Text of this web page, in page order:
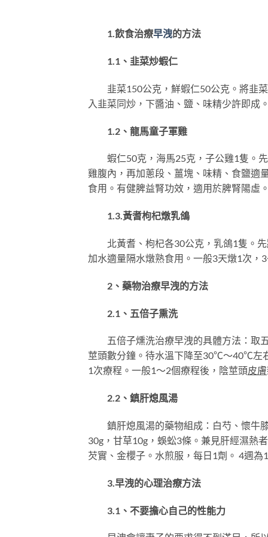
1.飲食治療早洩的方法
1.1、韭菜炒蝦仁
韭菜150公克，鮮蝦仁50公克。將韭菜
入韭菜同炒，下醬油、鹽、味精少許即成
1.2、龍馬童子軍雞
蝦仁50克，海馬25克，子公雞1隻。先
雞腹內，再加蔥段、薑塊、味精、食鹽適
食用。有健脾益腎功效，適用於脾腎陽虛
1.3.黃耆枸杞燉乳鴿
北黃耆、枸杞各30公克，乳鴿1隻。先
加水適量隔水燉熟食用。一般3天燉1次，
2、藥物治療早洩的方法
2.1、五倍子熏洗
五倍子燻洗治療早洩的具體方法：取五
莖頭數分鐘。待水溫下降至30℃～40℃左
1次療程。一般1～2個療程後，陰莖頭皮膚
2.2、鎮肝熄風湯
鎮肝熄風湯的藥物組成：白芍、懷牛膝
30g，甘草10g，蜈蚣3條。兼見肝經濕熱
芡實、金櫻子。水煎服，每日1劑。 4週為
3.早洩的心理治療方法
3.1、不要擔心自己的性能力